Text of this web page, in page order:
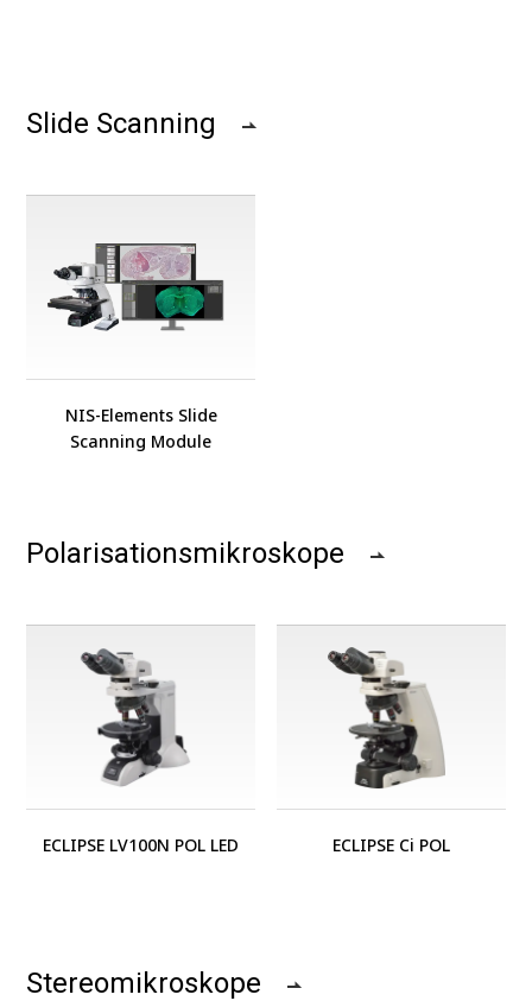
Slide Scanning
NIS-Elements Slide
Scanning Module
Polarisationsmikroskope
ECLIPSE LV100N POL LED ECLIPSE Ci POL
Stereomikroskope